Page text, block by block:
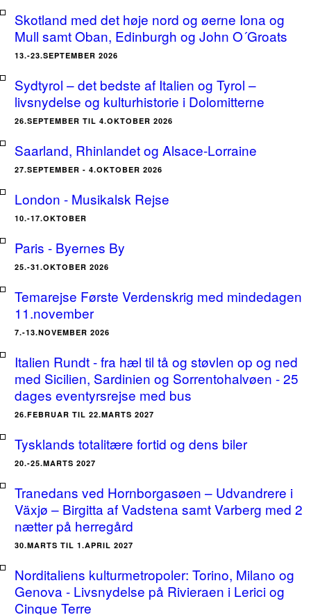
Skotland med det høje nord og øerne Iona og
Mull samt Oban, Edinburgh og John O´Groats
13.-23.SEPTEMBER 2026
Sydtyrol – det bedste af Italien og Tyrol –
livsnydelse og kulturhistorie i Dolomitterne
26.SEPTEMBER TIL 4.OKTOBER 2026
Saarland, Rhinlandet og Alsace-Lorraine
27.SEPTEMBER - 4.OKTOBER 2026
London - Musikalsk Rejse
10.-17.OKTOBER
Paris - Byernes By
25.-31.OKTOBER 2026
Temarejse Første Verdenskrig med mindedagen
11.november
7.-13.NOVEMBER 2026
Italien Rundt - fra hæl til tå og støvlen op og ned
med Sicilien, Sardinien og Sorrentohalvøen - 25
dages eventyrsrejse med bus
26.FEBRUAR TIL 22.MARTS 2027
Tysklands totalitære fortid og dens biler
20.-25.MARTS 2027
Tranedans ved Hornborgasøen – Udvandrere i
Växjø – Birgitta af Vadstena samt Varberg med 2
nætter på herregård
30.MARTS TIL 1.APRIL 2027
Norditaliens kulturmetropoler: Torino, Milano og
Genova - Livsnydelse på Rivieraen i Lerici og
Cinque Terre